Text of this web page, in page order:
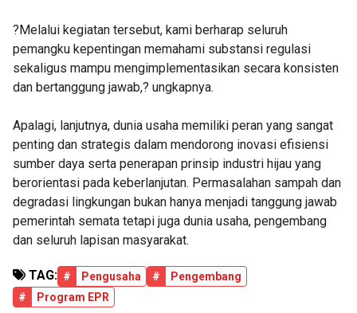
?Melalui kegiatan tersebut, kami berharap seluruh
pemangku kepentingan memahami substansi regulasi
sekaligus mampu mengimplementasikan secara konsisten
dan bertanggung jawab,? ungkapnya.
Apalagi, lanjutnya, dunia usaha memiliki peran yang sangat
penting dan strategis dalam mendorong inovasi efisiensi
sumber daya serta penerapan prinsip industri hijau yang
berorientasi pada keberlanjutan. Permasalahan sampah dan
degradasi lingkungan bukan hanya menjadi tanggung jawab
pemerintah semata tetapi juga dunia usaha, pengembang
dan seluruh lapisan masyarakat.
TAG: # Pengusaha #
Pengembang
#
Program EPR